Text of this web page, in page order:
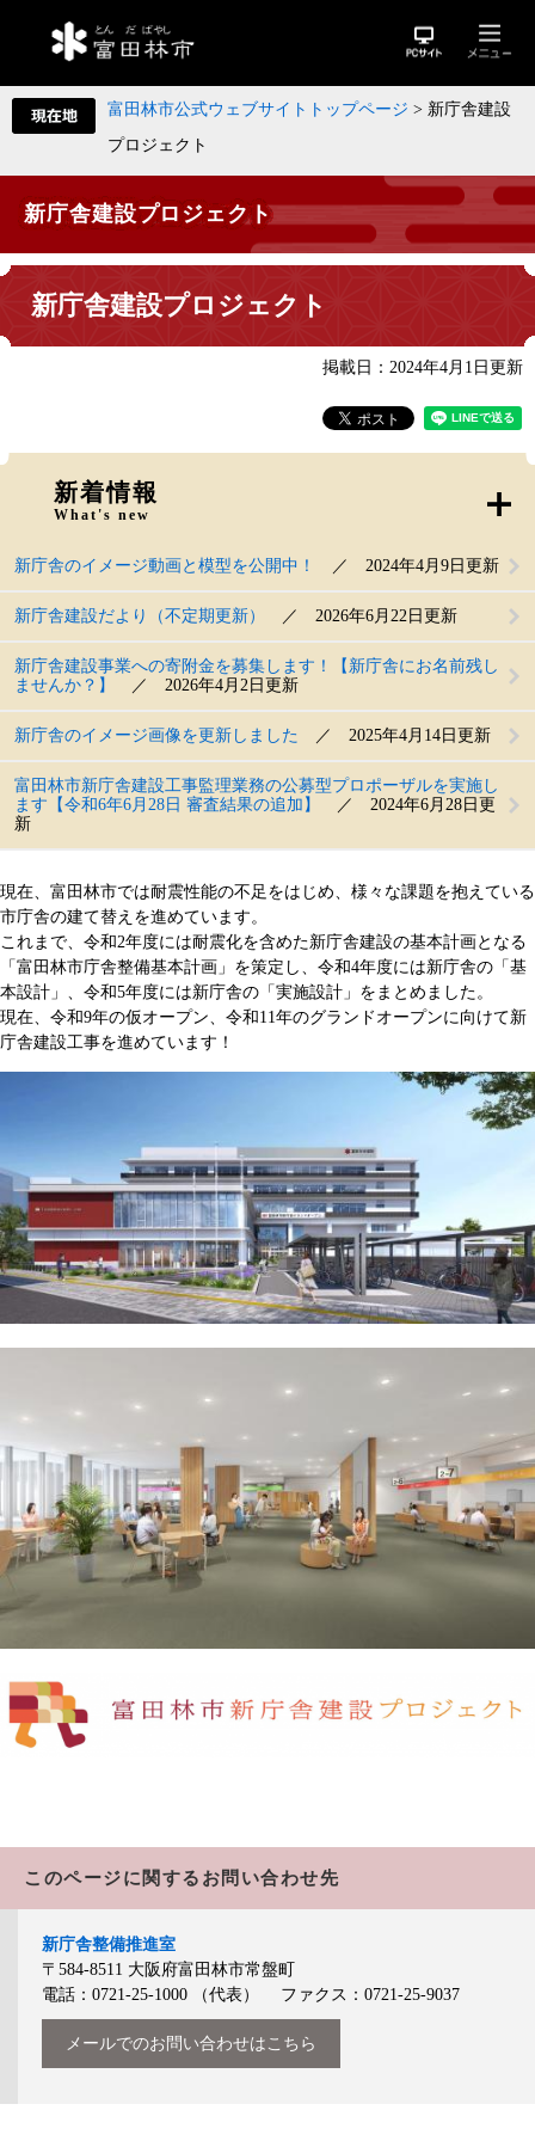
富田林市公式ウェブサイトトップページ > 新庁舎建設
プロジェクト
新庁舎建設プロジェクト
新庁舎建設プロジェクト
掲載日：2024年4月1日更新
新着情報
What's new
新庁舎のイメージ動画と模型を公開中！ 2024年4月9日更新
新庁舎建設だより（不定期更新） 2026年6月22日更新
新庁舎建設事業への寄附金を募集します！【新庁舎にお名前残し
ませんか？】
2026年4月2日更新
新庁舎のイメージ画像を更新しました 2025年4月14日更新
富田林市新庁舎建設工事監理業務の公募型プロポーザルを実施し
ます【令和6年6月28日 審査結果の追加】
2024年6月28日更
新
現在、富田林市では耐震性能の不足をはじめ、様々な課題を抱えている
市庁舎の建て替えを進めています。
これまで、令和2年度には耐震化を含めた新庁舎建設の基本計画となる
「富田林市庁舎整備基本計画」を策定し、令和4年度には新庁舎の「基
本設計」、令和5年度には新庁舎の「実施設計」をまとめました。
現在、令和9年の仮オープン、令和11年のグランドオープンに向けて新
庁舎建設工事を進めています！
このページに関するお問い合わせ先
新庁舎整備推進室
〒584-8511 大阪府富田林市常盤町
電話：0721-25-1000
（代表） ファクス：0721-25-9037
メールでのお問い合わせはこちら